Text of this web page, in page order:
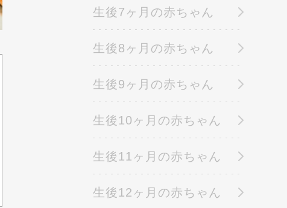
生後7ヶ月の赤ちゃん
生後8ヶ月の赤ちゃん
生後9ヶ月の赤ちゃん
生後10ヶ月の赤ちゃん
生後11ヶ月の赤ちゃん
生後12ヶ月の赤ちゃん